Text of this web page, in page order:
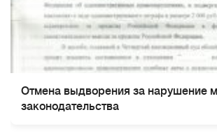
Отмена выдворения за нарушение
законодательства